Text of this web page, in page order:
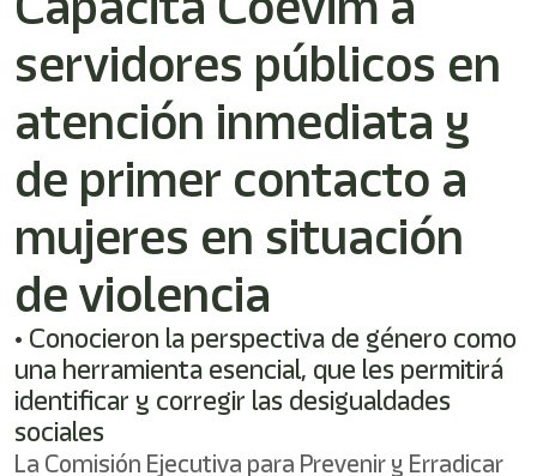
servidores públicos en
atención inmediata y
de primer contacto a
mujeres en situación
de violencia
• Conocieron la perspectiva de género como
una herramienta esencial, que les permitirá
identificar y corregir las desigualdades
sociales
La Comisión Ejecutiva para Prevenir y Erradicar